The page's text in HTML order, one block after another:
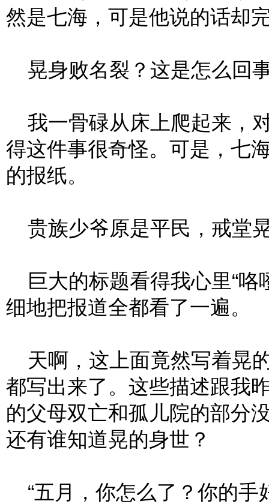
然是七海，可是他说的话却
晃身败名裂？这是怎么回
我一骨碌从床上爬起来，
得这件事很奇怪。可是，七
的报纸。
贵族少爷原是平民，戒堂
巨大的标题看得我心里“咯
细地把报道全都看了一遍。
天啊，这上面竟然写着晃
都写出来了。这些描述跟我
的父母双亡和孤儿院的部分
还有谁知道晃的身世？
“五月，你怎么了？你的手